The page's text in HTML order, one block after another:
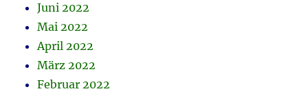
Juni 2022
Mai 2022
April 2022
März 2022
Februar 2022